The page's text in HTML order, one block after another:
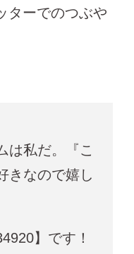
ターでのつぶや
は私だ。『こ
きなので嬉し
】です！